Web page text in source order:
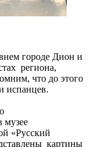
городе Дион и
региона,
что до этого
испанцев.
музее
«Русский
картины